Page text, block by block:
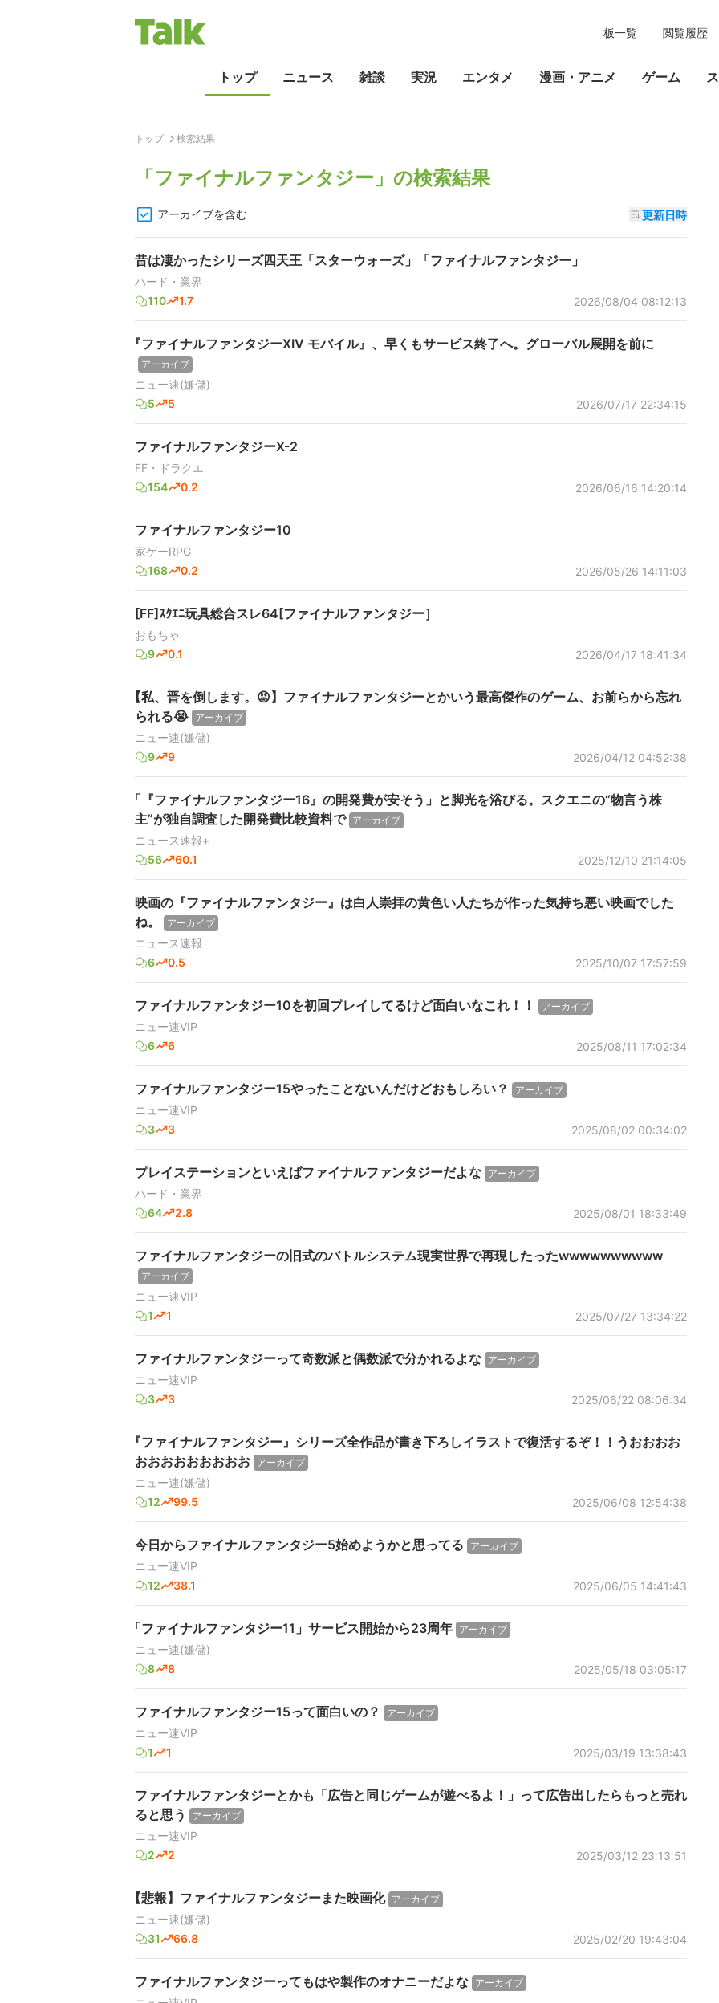
板一覧 閲覧履歴
トップ ニュース 雑談 実況 エンタメ 漫画・アニメ ゲーム
トップ 検索結果
「ファイナルファンタジー 」の検索結果
アーカイブを含む 更新日時
昔は凄かったシリーズ四天王「スターウォーズ」「ファイナルファンタジー」
ハード・業界
110
1.7 2026/08/04 08:12:13
『ファイナルファンタジーXIV モバイル』、早くもサービス終了へ。グローバル展開を前に
アーカイブ
ニュー速(嫌儲)
5
5 2026/07/17 22:34:15
ファイナルファンタジーX-2
FF・ドラクエ
154
0.2 2026/06/16 14:20:14
ファイナルファンタジー10
家ゲーRPG
168
0.2 2026/05/26 14:11:03
[FF]ｽｸｴﾆ玩具総合スレ64[ファイナルファンタジー］
おもちゃ
9
0.1 2026/04/17 18:41:34
【私、晋を倒します。😡】ファイナルファンタジーとかいう最高傑作のゲーム、お前らから忘れ
られる😭 アーカイブ
ニュー速(嫌儲)
9
9 2026/04/12 04:52:38
「『ファイナルファンタジー16』の開発費が安そう」と脚光を浴びる。スクエニの“物言う株
主”が独自調査した開発費比較資料で アーカイブ
ニュース速報+
56
60.1 2025/12/10 21:14:05
映画の『ファイナルファンタジー』は白人崇拝の黄色い人たちが作った気持ち悪い映画でした
ね。
アーカイブ
ニュース速報
6
0.5 2025/10/07 17:57:59
ファイナルファンタジー10を初回プレイしてるけど面白いなこれ！！ アーカイブ
ニュー速VIP
6
6 2025/08/11 17:02:34
ファイナルファンタジー15やったことないんだけどおもしろい？ アーカイブ
ニュー速VIP
3
3 2025/08/02 00:34:02
プレイステーションといえばファイナルファンタジーだよな アーカイブ
ハード・業界
64
2.8 2025/08/01 18:33:49
ファイナルファンタジーの旧式のバトルシステム現実世界で再現したったwwwwwwwwww
アーカイブ
ニュー速VIP
1
1 2025/07/27 13:34:22
ファイナルファンタジーって奇数派と偶数派で分かれるよな アーカイブ
ニュー速VIP
3
3 2025/06/22 08:06:34
『ファイナルファンタジー』シリーズ全作品が書き下ろしイラストで復活するぞ！！うおおおお
おおおおおおおおお アーカイブ
ニュー速(嫌儲)
12
99.5 2025/06/08 12:54:38
今日からファイナルファンタジー5始めようかと思ってる アーカイブ
ニュー速VIP
12
38.1 2025/06/05 14:41:43
「ファイナルファンタジー11」サービス開始から23周年 アーカイブ
ニュー速(嫌儲)
8
8 2025/05/18 03:05:17
ファイナルファンタジー15って面白いの？ アーカイブ
ニュー速VIP
1
1 2025/03/19 13:38:43
ファイナルファンタジーとかも「広告と同じゲームが遊べるよ！」って広告出したらもっと売れ
ると思う
アーカイブ
ニュー速VIP
2
2 2025/03/12 23:13:51
【悲報】ファイナルファンタジーまた映画化 アーカイブ
ニュー速(嫌儲)
31
66.8 2025/02/20 19:43:04
ファイナルファンタジーってもはや製作のオナニーだよな アーカイブ